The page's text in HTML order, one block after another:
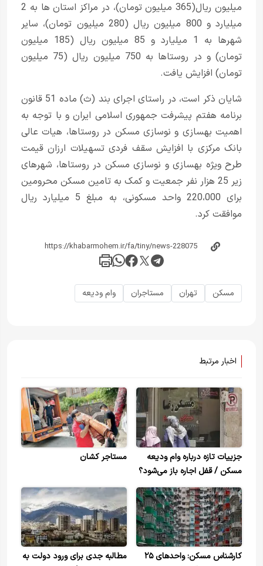
میلیون ریال(365 میلیون تومان)، در مراکز استان ها به 2
میلیارد و 800 میلیون ریال (280 میلیون تومان)، سایر
شهرها به 1 میلیارد و 85 میلیون ریال (185 میلیون
تومان) و در روستاها به 750 میلیون ریال (75 میلیون
تومان) افزایش یافت.
شایان ذکر است، در راستای اجرای بند (ث) ماده 51 قانون
برنامه هفتم پیشرفت جمهوری اسلامی ایران و با توجه به
اهمیت بهسازی و نوسازی مسکن در روستاها، هیات عالی
بانک مرکزی با افزایش سقف فردی تسهیلات ارزان قیمت
طرح ویژه بهسازی و نوسازی مسکن در روستاها، شهرهای
زیر 25 هزار نفر جمعیت و کمک به تامین مسکن محرومین
برای 220،000 واحد مسکونی، به مبلغ 5 میلیارد ریال
موافقت کرد.
مسکن تهران مستاجران وام ودیعه
اخبار مرتبط
جزییات تازه درباره وام ودیعه
مسکن / قفل اجاره باز می‌شود؟
مستاجر کشان
کارشناس مسکن: واحدهای ۲۵
مطالبه جدی برای ورود دولت به